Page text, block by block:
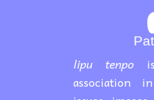
lipu tenpo
association